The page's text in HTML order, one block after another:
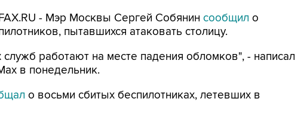
- Мэр Москвы Сергей Собянин сообщил о
пытавшихся атаковать столицу.
работают на месте падения обломков", - написал
в понедельник.
о восьми сбитых беспилотниках, летевших в